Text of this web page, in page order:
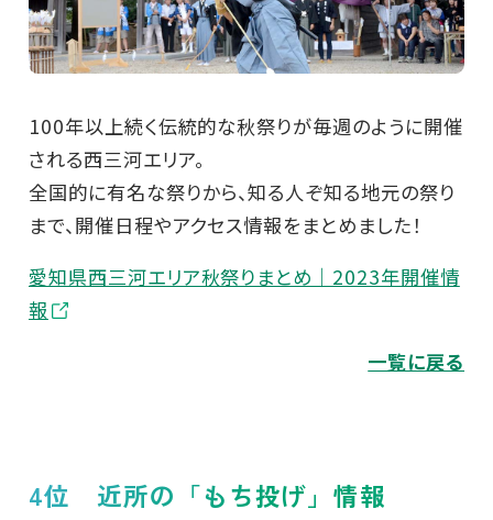
100年以上続く伝統的な秋祭りが毎週のように開催
される西三河エリア。
全国的に有名な祭りから、知る人ぞ知る地元の祭り
まで、開催日程やアクセス情報をまとめました！
愛知県西三河エリア秋祭りまとめ｜2023年開催情
報
一覧に戻る
4位 近所の「もち投げ」情報